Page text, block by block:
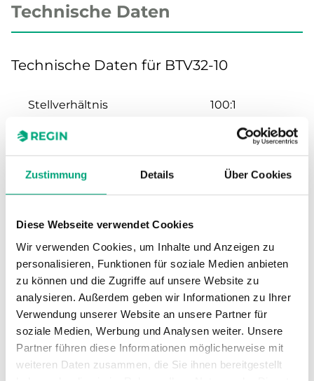
Zustimmung Details Über Cookies
Diese Webseite verwendet Cookies
Wir verwenden Cookies, um Inhalte und Anzeigen zu
personalisieren, Funktionen für soziale Medien anbieten
zu können und die Zugriffe auf unsere Website zu
analysieren. Außerdem geben wir Informationen zu Ihrer
Verwendung unserer Website an unsere Partner für
soziale Medien, Werbung und Analysen weiter. Unsere
Partner führen diese Informationen möglicherweise mit
weiteren Daten zusammen, die Sie ihnen bereitgestellt
Technische Daten
Technische Daten für BTV32-10
Stellverhältnis 100:1
Hub 20 mm
Nennweite DN32
Max. Differenzdruck 1600 kPa
Anschluss G1 1/4"
Medientemperatur -5…140 °C
Ventiltyp 2-Wege